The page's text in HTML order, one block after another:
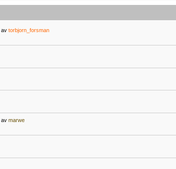
av torbjorn_forsman
av marwe